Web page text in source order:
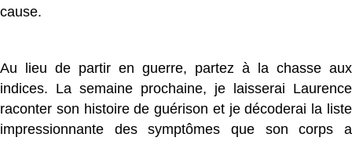
cause.
Au lieu de partir en guerre, partez à la chasse aux
indices. La semaine prochaine, je laisserai Laurence
raconter son histoire de guérison et je décoderai la liste
impressionnante des symptômes que son corps a